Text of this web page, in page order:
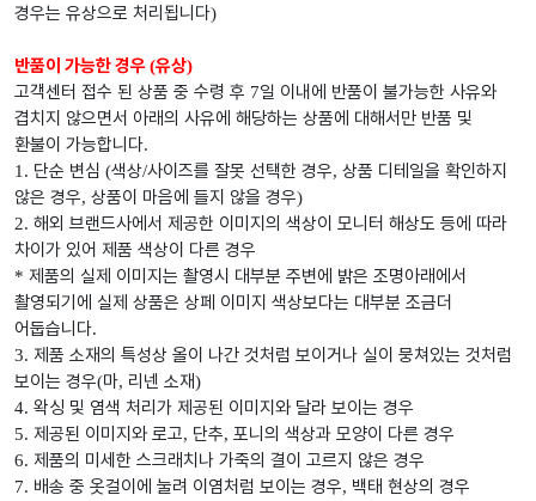
경우는 유상으로 처리됩니다)
반품이 가능한 경우(유상)
고객센터 접수 된 상품 중 수령 후 7일 이내에 반품이 불가능한 사유와
겹치지 않으면서 아래의 사유에 해당하는 상품에 대해서만 반품 및
환불이 가능합니다.
1. 단순 변심 (색상/사이즈를 잘못 선택한 경우, 상품 디테일을 확인하지
않은 경우, 상품이 마음에 들지 않을 경우)
2. 해외 브랜드사에서 제공한 이미지의 색상이 모니터 해상도 등에 따라
차이가 있어 제품 색상이 다른 경우
* 제품의 실제 이미지는 촬영시 대부분 주변에 밝은 조명아래에서
촬영되기에 실제 상품은 상페 이미지 색상보다는 대부분 조금더
어둡습니다.
3. 제품 소재의 특성상 올이 나간 것처럼 보이거나 실이 뭉쳐있는 것처럼
보이는 경우(마, 리넨 소재)
4. 왁싱 및 염색 처리가 제공된 이미지와 달라 보이는 경우
5. 제공된 이미지와 로고, 단추, 포니의 색상과 모양이 다른 경우
6. 제품의 미세한 스크래치나 가죽의 결이 고르지 않은 경우
7. 배송 중 옷걸이에 눌려 이염처럼 보이는 경우, 백태 현상의 경우